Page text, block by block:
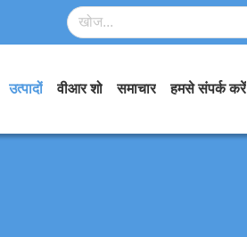
उत्पादों वीआर शो समाचार हमसे संपर्क करें